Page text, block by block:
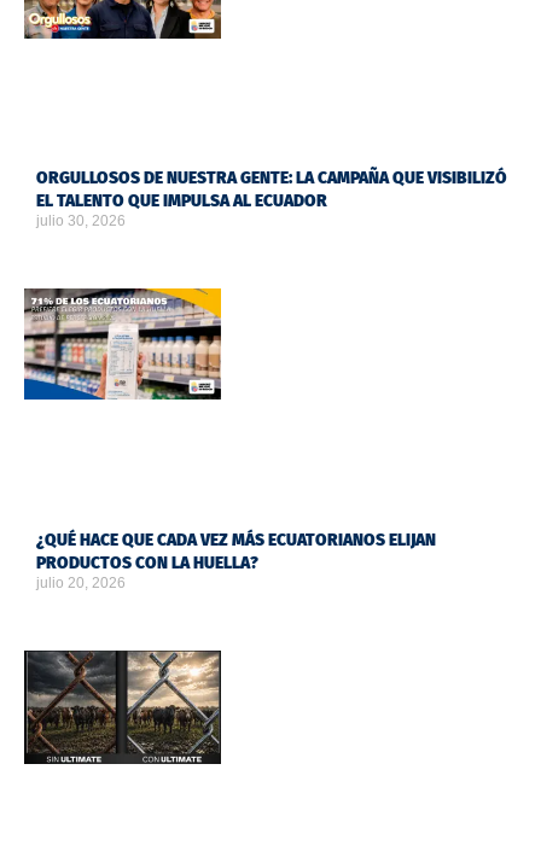
ORGULLOSOS DE NUESTRA GENTE: LA CAMPAÑA QUE VISIBILIZÓ
EL TALENTO QUE IMPULSA AL ECUADOR
julio 30, 2026
¿QUÉ HACE QUE CADA VEZ MÁS ECUATORIANOS ELIJAN
PRODUCTOS CON LA HUELLA?
julio 20, 2026